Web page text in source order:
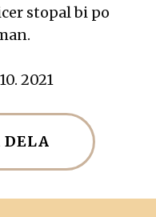
stopal bi po
2021
DELA